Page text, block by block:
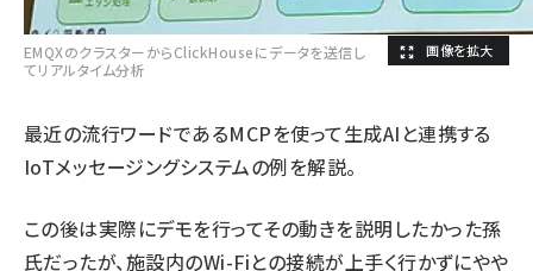
EMQXのクラスターからClickHouseにデータを送信し
てリアルタイム分析
最近の流行ワードであるMCPを使って生成AIと連携する
IoTメッセージングシステムの例を解説。
この後は実際にデモを行ってその動きを説明したかった孫
氏だったが、施設内のWi-Fiとの接続が上手く行かずにやや